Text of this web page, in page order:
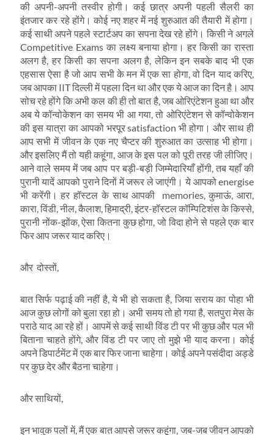
की अपनी-अपनी तस्वीर होगी। कई छात्र अपनी पहली सैलरी का
इंतजार कर रहे होंगे। कोई नए शहर में नई शुरुआत की तैयारी में होगा।
कई साथी अपने पहले स्टार्टअप का सपना देख रहे होंगे। किसी ने अगले
Competitive Exams का लक्ष्य बनाया होगा। हर किसी का रास्ता
अलग है, हर किसी का सपना अलग है, लेकिन इन सबके बाद भी एक
एहसास ऐसा है जो आप सभी के मन में एक सा होगा, वो दिन याद करिए,
जब आपका IIT दिल्ली में पहला दिन था और एक ये आज का दिन है। आप
सोच रहे होंगे कि अभी कल की ही तो बात है, जब ओरिएंटेशन हुआ था और
अब ये कॉन्वोकेशन का समय भी आ गया, तो ओरिएंटेशन से कॉन्वोकेशन
की इस यात्रा का आपको भरपूर satisfaction भी होगा। और साथ ही
आप सभी में जीवन के एक नए चैप्टर की शुरुआत का उत्साह भी होगा।
और इसलिए मैं तो यही कहूंगा, आज के इस पल को पूरी तरह जी लीजिए।
आने वाले समय में जब आप पर बड़ी-बड़ी जिम्मेदारियाँ होंगी, तब यहाँ की
पुरानी यादें आपको पुराने दिनों में जरूर ले जाएंगी। ये आपको energise
भी करेंगी। हर हॉस्टल के साथ आपकी memories, कुमाऊं, आरा,
कारा, विंडी, नील, कैलाश, हिमाद्री, इंटर-हॉस्टल कॉम्पिटिशंस के किस्से,
पुरानी नोंक-झोंक, ऐसा कितना कुछ होगा, जो विदा होने से पहले एक बार
फिर आप जरूर याद करिए।
और दोस्तों,
बात सिर्फ पढ़ाई की नहीं है, ये भी हो सकता है, जिया सराय का पोहा भी
आज कुछ लोगों को बुला रहा हो। अभी समय तो हो गया है, सतपुरा मेस के
पराठे याद आ रहे हों। आपमें से कई साथी विंड टी पर भी कुछ और पल भी
बिताना चाहते होंगे, और विंड टी पर जाए तो मुझे भी याद करना। कोई
अपने डिपार्टमेंट में एक बार फिर जाना चाहेगा। कोई अपने पसंदीदा अड्डे
पर कुछ देर और बैठना चाहेगा।
और साथियों,
इन भावुक पलों में, मैं एक बात आपसे जरूर कहूंगा, जब-जब जीवन आपको